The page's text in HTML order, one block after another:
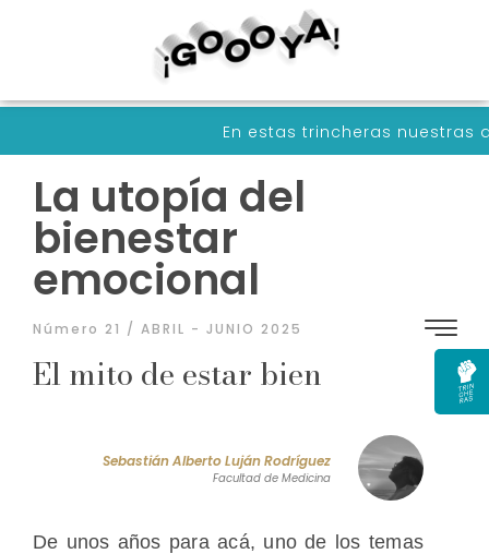
En estas trincheras nuestras armas son
La utopía del
bienestar
emocional
Número 21 / ABRIL - JUNIO 2025
El mito de estar bien
Sebastián Alberto Luján Rodríguez
Facultad de Medicina
De unos años para acá, uno de los temas